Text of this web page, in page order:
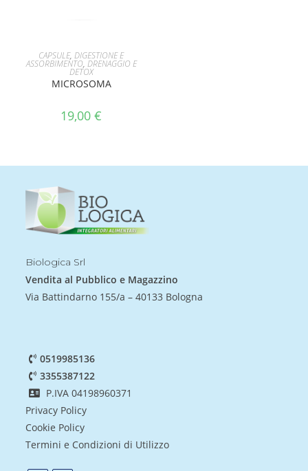
AGGIUNGI AL CARRELLO
CAPSULE,DIGESTIONE E
ASSORBIMENTO, DRENAGGIO E
DETOX
MICROSOMA
19,00€
Biologica Srl
Vendita al Pubblico e Magazzino
Via Battindarno 155/a – 40133 Bologna
0519985136
3355387122
P.IVA 04198960371
Privacy Policy
Cookie Policy
Termini e Condizioni di Utilizzo